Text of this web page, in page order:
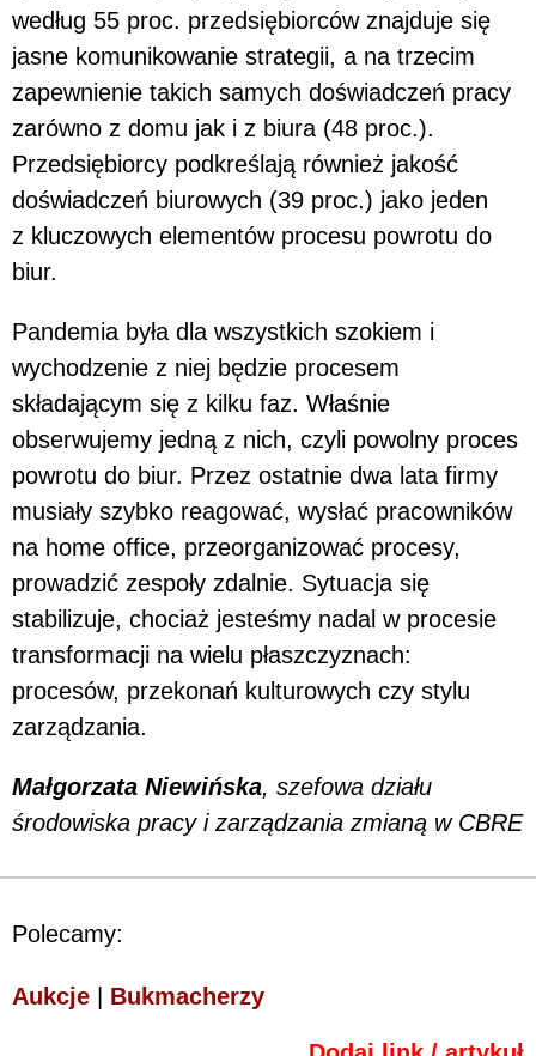
według 55 proc. przedsiębiorców znajduje się
jasne komunikowanie strategii, a na trzecim
zapewnienie takich samych doświadczeń pracy
zarówno z domu jak i z biura (48 proc.).
Przedsiębiorcy podkreślają również jakość
doświadczeń biurowych (39 proc.) jako jeden
z kluczowych elementów procesu powrotu do
biur.
Pandemia była dla wszystkich szokiem i
wychodzenie z niej będzie procesem
składającym się z kilku faz. Właśnie
obserwujemy jedną z nich, czyli powolny proces
powrotu do biur. Przez ostatnie dwa lata firmy
musiały szybko reagować, wysłać pracowników
na home office, przeorganizować procesy,
prowadzić zespoły zdalnie. Sytuacja się
stabilizuje, chociaż jesteśmy nadal w procesie
transformacji na wielu płaszczyznach:
procesów, przekonań kulturowych czy stylu
zarządzania.
Małgorzata Niewińska, szefowa działu
środowiska pracy i zarządzania zmianą w CBRE
Polecamy:
Aukcje Bukmacherzy